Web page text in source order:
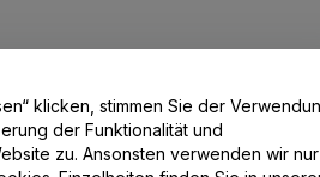
klicken, stimmen Sie der
der Funktionalität und
wir nur